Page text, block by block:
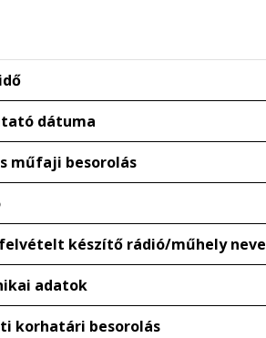
dátuma
műfaji besorolás
készítő rádió/műhely neve
adatok
korhatári besorolás